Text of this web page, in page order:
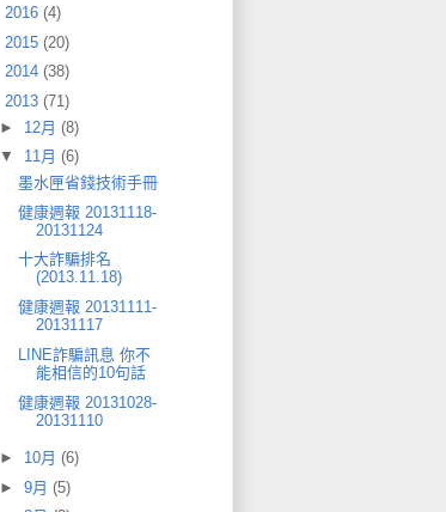
2016 (4)
2015 (20)
2014 (38)
2013 (71)
► 12月 (8)
▼ 11月 (6)
墨水匣省錢技術手冊
健康週報 20131118-
20131124
十大詐騙排名
(2013.11.18)
健康週報 20131111-
20131117
LINE詐騙訊息 你不
能相信的10句話
健康週報 20131028-
20131110
► 10月 (6)
► 9月 (5)